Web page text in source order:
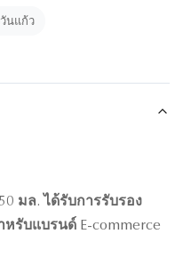
นแก้ว
มล. ได้รับการรับรอง
หรับแบรนด์ E-commerce